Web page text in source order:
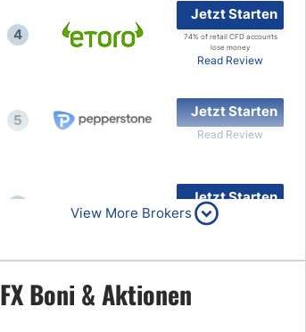
4
Jetzt Starten
74% of retail CFD accounts
lose money
Read Review
5
Jetzt Starten
Read Review
Jetzt Starten
Read Review
7
View More Brokers
FX Boni & Aktionen